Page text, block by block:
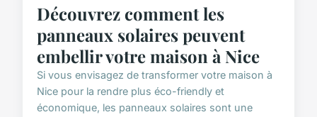
Découvrez comment les
panneaux solaires peuvent
embellir votre maison à Nice
Si vous envisagez de transformer votre maison à
Nice pour la rendre plus éco-friendly et
économique, les panneaux solaires sont une